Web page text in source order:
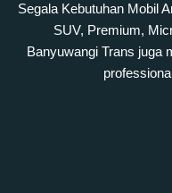
Segala Kebutuhan Mobil
SUV, Premium,
Banyuwangi Trans juga